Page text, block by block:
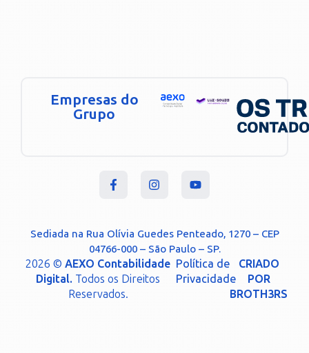
Empresas do
Grupo
Sediada na Rua Olívia Guedes Penteado, 1270 – CEP
04766-000 – São Paulo – SP.
2026 ©AEXO Contabilidade
Digital. Todos os Direitos
Reservados.
Política de
Privacidade
CRIADO
POR
BROTH3RS